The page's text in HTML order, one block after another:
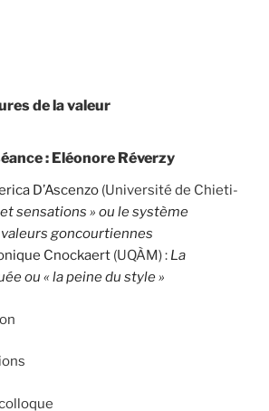
de la valeur
: Eléonore Réverzy
D’Ascenzo (Université de Chieti-
sensations » ou le système
goncourtiennes
Cnockaert (UQÀM) : La
ou « la peine du style »